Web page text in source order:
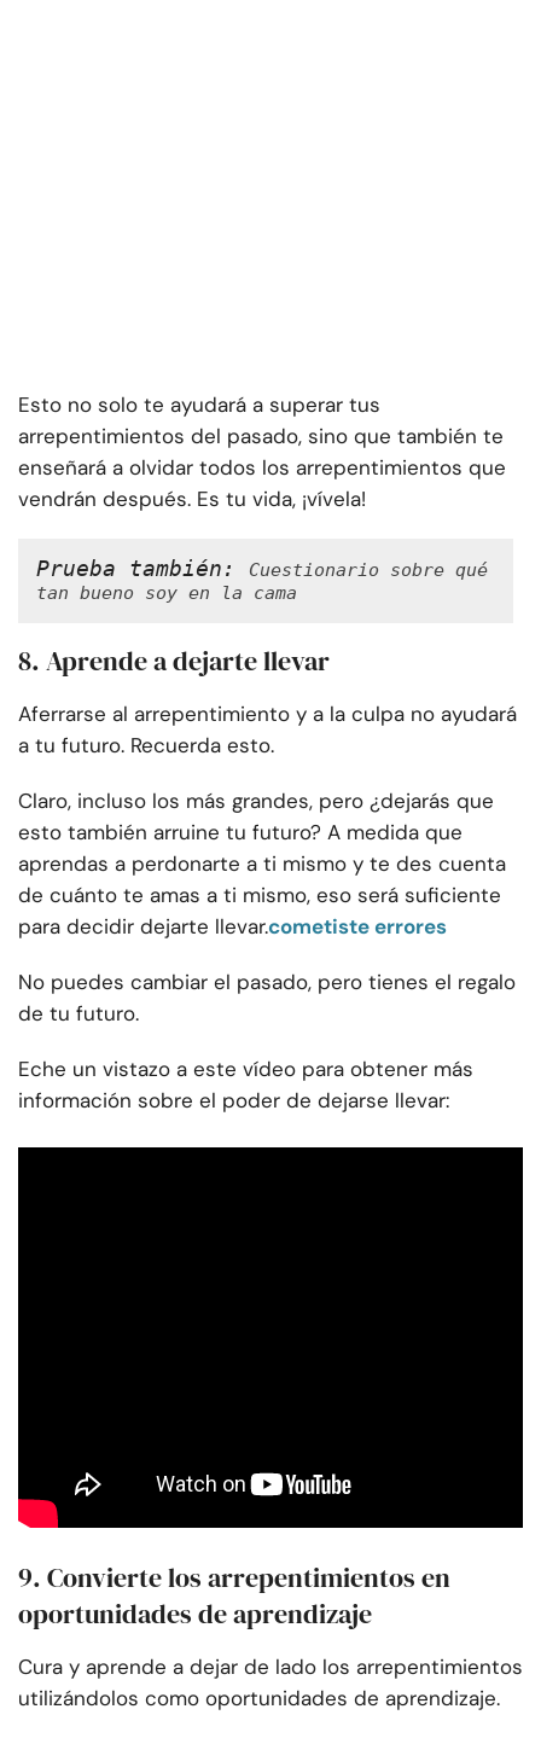
Esto no solo te ayudará a superar tus
arrepentimientos del pasado, sino que también te
enseñará a olvidar todos los arrepentimientos que
vendrán después. Es tu vida, ¡vívela!
Prueba también:
Cuestionario sobre qué
tan bueno soy en la cama
8. Aprende a dejarte llevar
Aferrarse al arrepentimiento y a la culpa no ayudará
a tu futuro. Recuerda esto.
Claro, incluso los más grandes, pero ¿dejarás que
esto también arruine tu futuro? A medida que
aprendas a perdonarte a ti mismo y te des cuenta
de cuánto te amas a ti mismo, eso será suficiente
para decidir dejarte llevar.cometiste errores
No puedes cambiar el pasado, pero tienes el regalo
de tu futuro.
Eche un vistazo a este vídeo para obtener más
información sobre el poder de dejarse llevar:
9. Convierte los arrepentimientos en
oportunidades de aprendizaje
Cura y aprende a dejar de lado los arrepentimientos
utilizándolos como oportunidades de aprendizaje.